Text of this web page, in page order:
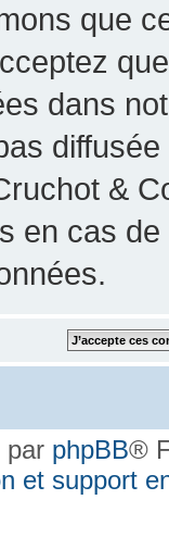
que
dans
&
en cas
par phpBB®
et support